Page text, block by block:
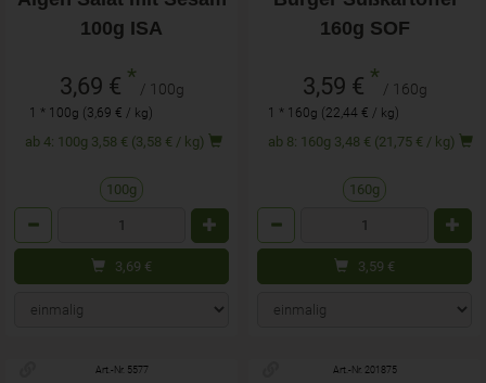
100g ISA
3,69 € * / 100g
1 * 100g (3,69 € / kg)
ab 4: 100g 3,58 € (3,58 € / kg)
100g
3,69 €
160g SOF
3,59 € * / 160g
1 * 160g (22,44 € / kg)
ab 8: 160g 3,48 € (21,75 € / kg)
160g
3,59 €
Art.-Nr. 5577 Art.-Nr. 201875